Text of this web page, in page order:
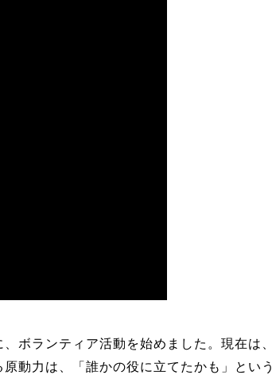
ボランティア活動を始めました。現在は、
動力は、「誰かの役に立てたかも」という